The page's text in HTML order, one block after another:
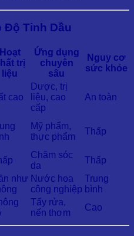
Độ Tinh Dầu
Hoạt
trị
liệu
Ứng dụng
chuyên
sâu
Nguy cơ
sức khỏe
cao
Dược, trị
liệu, cao
cấp
An toàn
Mỹ phẩm,
thực phẩm
Thấp
Chăm sóc
da
Thấp
như Nước hoa
công nghiệp
Trung
bình
Tẩy rửa,
nến thơm
Cao